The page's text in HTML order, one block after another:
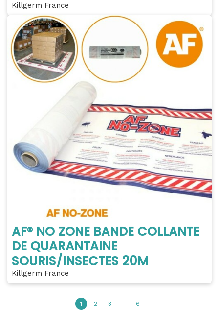
Killgerm France
AF® NO ZONE BANDE COLLANTE
DE QUARANTAINE
SOURIS/INSECTES 20M
Killgerm France
1 2 3 … 6